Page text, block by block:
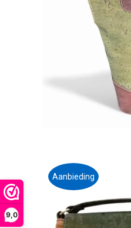
9,0
Aanbieding